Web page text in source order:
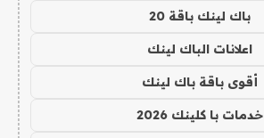
باك لينك باقة 20
اعلانات الباك لينك
أقوى باقة باك لينك
خدمات با كلينك 2026